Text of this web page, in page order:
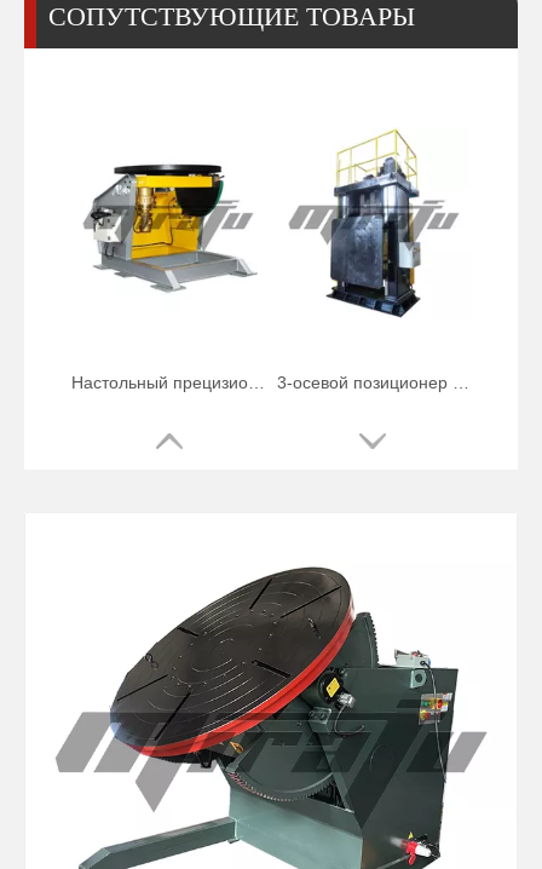
СОПУТСТВУЮЩИЕ ТОВАРЫ
Настольный позиционер для сварки труб под углом 90 градусов
3-осевой настольный прецизионный сварочный позиционер 400-фунтовый настольный сварочный позиционер